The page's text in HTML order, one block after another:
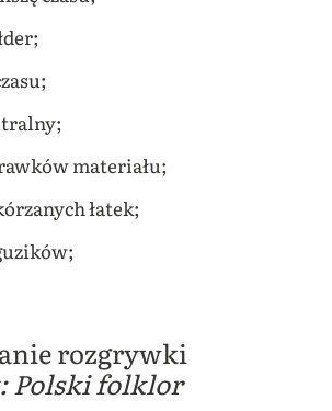
materiału;
łatek;
rozgrywki
Polski folklor